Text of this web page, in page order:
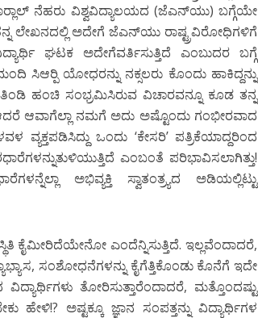
ನೆಹರು ವಿಶ್ವವಿದ್ಯಾಲಯದ (ಜೆಎನ್‍ಯು) ಬಗ್ಗೆಯೇ
ಲೇಖನದಲ್ಲಿ ಅದೇಗೆ ಜೆಎನ್‍ಯು ರಾಷ್ಟ್ರವಿರೋಧಿಗಳಿಗೆ
ಘಟಕ ಅದೇಗೆವರ್ತಿಸುತ್ತಿದೆ ಎಂಬುದರ ಬಗ್ಗೆ
ಸಿಆರ್‍ಪಿ ಯೋಧರನ್ನು ನಕ್ಸಲರು ಕೊಂದು ಹಾಕಿದ್ದನ್ನು
ಹಂಚಿ ಸಂಭ್ರಮಿಸಿರುವ ವಿಚಾರವನ್ನೂ ಕೂಡ ತನ್ನ
ಆವಾಗೆಲ್ಲಾ ನಮಗೆ ಅದು ಅಷ್ಟೊಂದು ಗಂಭೀರವಾದ
ಒಂದು ‘ಕೇಸರಿ’ ಪತ್ರಿಕೆಯಾದ್ದರಿಂದ
ಎಂಬಂತೆ ಪರಿಭಾವಿಸಲಾಗಿತ್ತು!
ಅಭಿವ್ಯಕ್ತಿ ಸ್ವಾತಂತ್ರ್ಯದ ಅಡಿಯಲ್ಲಿಟ್ಟು
ಕೈಮೀರಿದೆಯೇನೋ ಎಂದೆನ್ನಿಸುತ್ತಿದೆ. ಇಲ್ಲವೆಂದಾದರೆ,
ಸಂಶೋಧನೆಗಳನ್ನು ಕೈಗೆತ್ತಿಕೊಂಡು ಕೊನೆಗೆ ಇದೇ
ತೋರಿಸುತ್ತಾರೆಂದಾದರೆ, ಮತ್ತೊಂದಷ್ಟು
ಅಷ್ಟಕ್ಕೂ ಜ್ಞಾನ ಸಂಪತ್ತನ್ನು ವಿದ್ಯಾರ್ಥಿಗಳ